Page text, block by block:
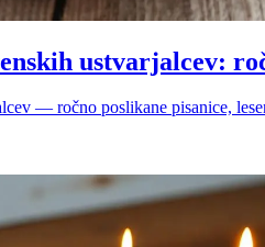
ustvarjalcev:
— ročno poslikane pisanice,